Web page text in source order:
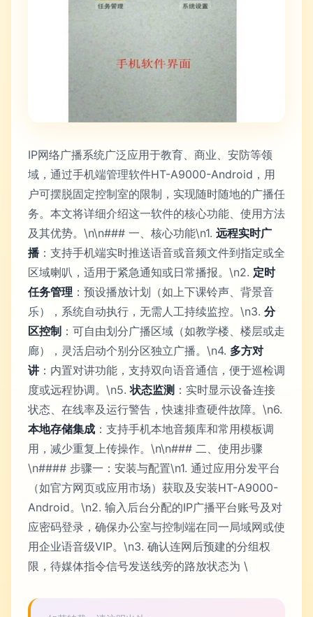
IP网络广播系统广泛应用于教育、商业、安防等领
域，通过手机端管理软件HT-A9000-Android，用
户可摆脱固定控制室的限制，实现随时随地的广播任
务。本文将详细介绍这一软件的核心功能、使用方法
及其优势。\n\n### 一、核心功能\n1. 远程实时广
播 ：支持手机端实时推送语音或音频文件到指定或全
区域喇叭，适用于紧急通知或日常播报。\n2. 定时
任务管理 ：预设播放计划（如上下课铃声、背景音
乐），系统自动执行，无需人工持续监控。\n3. 分
区控制 ：可自由划分广播区域（如教学楼、楼层或走
廊），灵活启动个别分区独立广播。\n4. 多方对
讲 ：内置对讲功能，支持双向语音通信，便于巡检调
度或远程协调。\n5.状态监测 ：实时显示设备连接
状态、在线率及运行警告，快速排查硬件故障。\n6.
本地存储集成 ：支持手机本地音频库和常用模板调
用，减少重复上传操作。\n\n### 二、使用步骤
\n#### 步骤一：安装与配置\n1. 通过应用分发平台
（如官方网页或应用市场）获取及安装HT-A9000-
Android。\n2. 输入后台分配的IP广播平台账号及对
应密码登录，确保办公室与控制端在同一局域网或使
用企业语音级VIP。\n3. 确认连网后预建的分组权
限，待媒体指令信号发送线旁的路放状态为 \